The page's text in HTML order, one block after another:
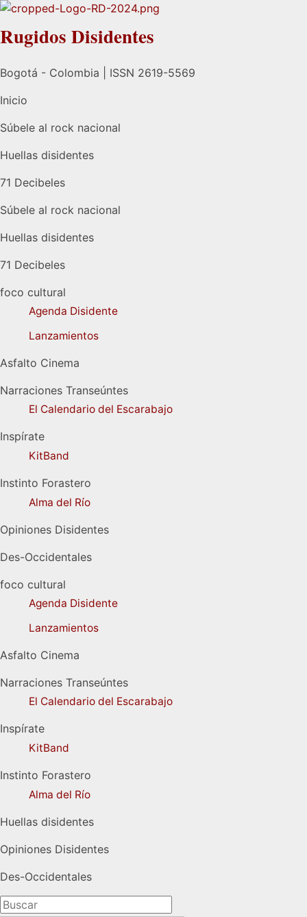
Rugidos Disidentes
Bogotá - Colombia | ISSN 2619-5569
Inicio
Súbele al rock nacional
Huellas disidentes
71 Decibeles
Súbele al rock nacional
Huellas disidentes
71 Decibeles
foco cultural
Agenda Disidente
Lanzamientos
Asfalto Cinema
Narraciones Transeúntes
El Calendario del Escarabajo
Inspírate
KitBand
Instinto Forastero
Alma del Río
Opiniones Disidentes
Des-Occidentales
foco cultural
Agenda Disidente
Lanzamientos
Asfalto Cinema
Narraciones Transeúntes
El Calendario del Escarabajo
Inspírate
KitBand
Instinto Forastero
Alma del Río
Huellas disidentes
Opiniones Disidentes
Des-Occidentales